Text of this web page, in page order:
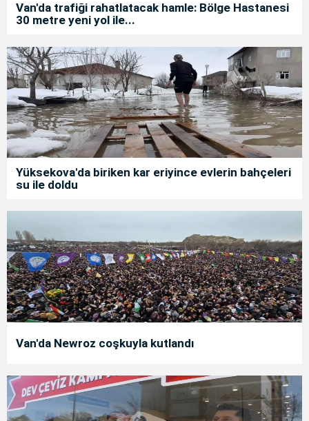
Van'da trafiği rahatlatacak hamle: Bölge Hastanesi
30 metre yeni yol ile...
Yüksekova'da biriken kar eriyince evlerin bahçeleri
su ile doldu
Van'da Newroz coşkuyla kutlandı